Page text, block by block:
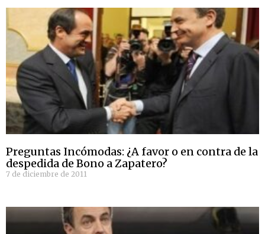
Preguntas Incómodas: ¿A favor o en contra de la
despedida de Bono a Zapatero?
7 de diciembre de 2011